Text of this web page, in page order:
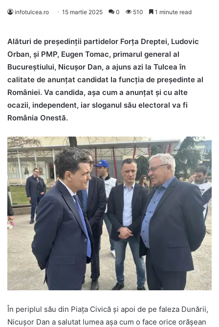
infotulcea.ro 15 martie 2025 0 510 1 minute read
Alături de președinții partidelor Forța Dreptei, Ludovic
Orban, și PMP, Eugen Tomac, primarul general al
Bucureștiului, Nicușor Dan, a ajuns azi la Tulcea în
calitate de anunțat candidat la funcția de președinte al
României. Va candida, așa cum a anunțat și cu alte
ocazii, independent, iar sloganul său electoral va fi
România Onestă.
În periplul său din Piața Civică și apoi de pe faleza Dunării,
Nicușor Dan a salutat lumea așa cum o face orice orășean